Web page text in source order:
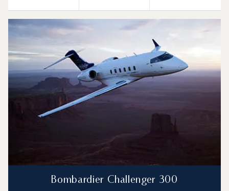
Bombardier Challenger 300